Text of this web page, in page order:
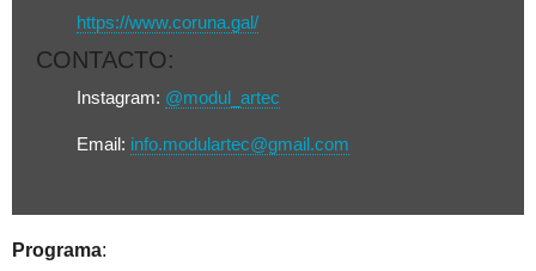
https://www.coruna.gal/
CONTACTO:
Instagram: @modul_artec
Email: info.modulartec@gmail.com
Programa: